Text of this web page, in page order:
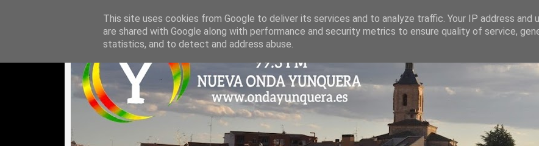
This site uses cookies from Google to deliver its services and to analyze traffic. Your IP address and
are shared with Google along with performance and security metrics to ensure quality of service,
statistics, and to detect and address abuse.